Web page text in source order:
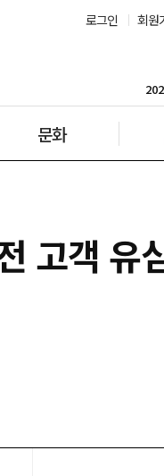
로그인 회원
문화
고객 유